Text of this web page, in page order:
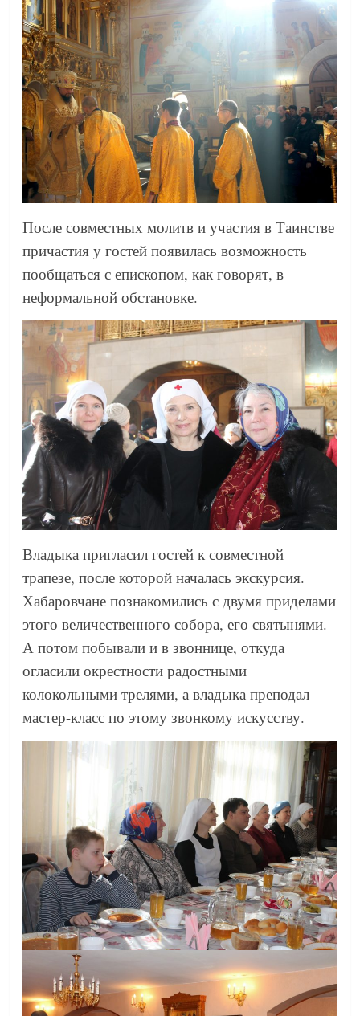
После совместных молитв и участия в Таинстве
причастия у гостей появилась возможность
пообщаться с епископом, как говорят, в
неформальной обстановке.
Владыка пригласил гостей к совместной
трапезе, после которой началась экскурсия.
Хабаровчане познакомились с двумя приделами
этого величественного собора, его святынями.
А потом побывали и в звоннице, откуда
огласили окрестности радостными
колокольными трелями, а владыка преподал
мастер-класс по этому звонкому искусству.